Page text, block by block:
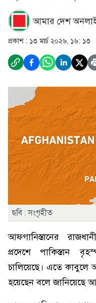
আমার দেশ
প্রকাশ : ১৩ মার্চ ২০২৬, ১৬: ১৩
ছবি : সংগৃহীত
আফগানিস্তানের
প্রদেশে পাকিস্তান
চালিয়েছে। এতে
হয়েছেন বলে জানিয়েছে